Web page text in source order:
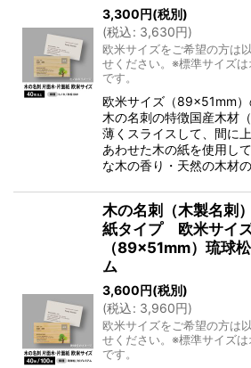
3,300円(税別)
(税込: 3,630円)
欧米サイズをご希望の方は
せください。※標準サイズ
です。
欧米サイズ（89×51mm）
木の名刺の特徴国産木材
薄くスライスして、間に
あわせた木の紙を使用し
な木の香り・天然の木材
木の名刺（木製名刺
紙タイプ 欧米サイ
（89×51mm）琉球
ム
3,600円(税別)
(税込: 3,960円)
欧米サイズをご希望の方は
せください。※標準サイズ
です。